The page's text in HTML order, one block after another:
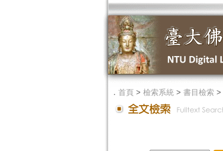
． 首頁> 檢索系統> 書目檢索>